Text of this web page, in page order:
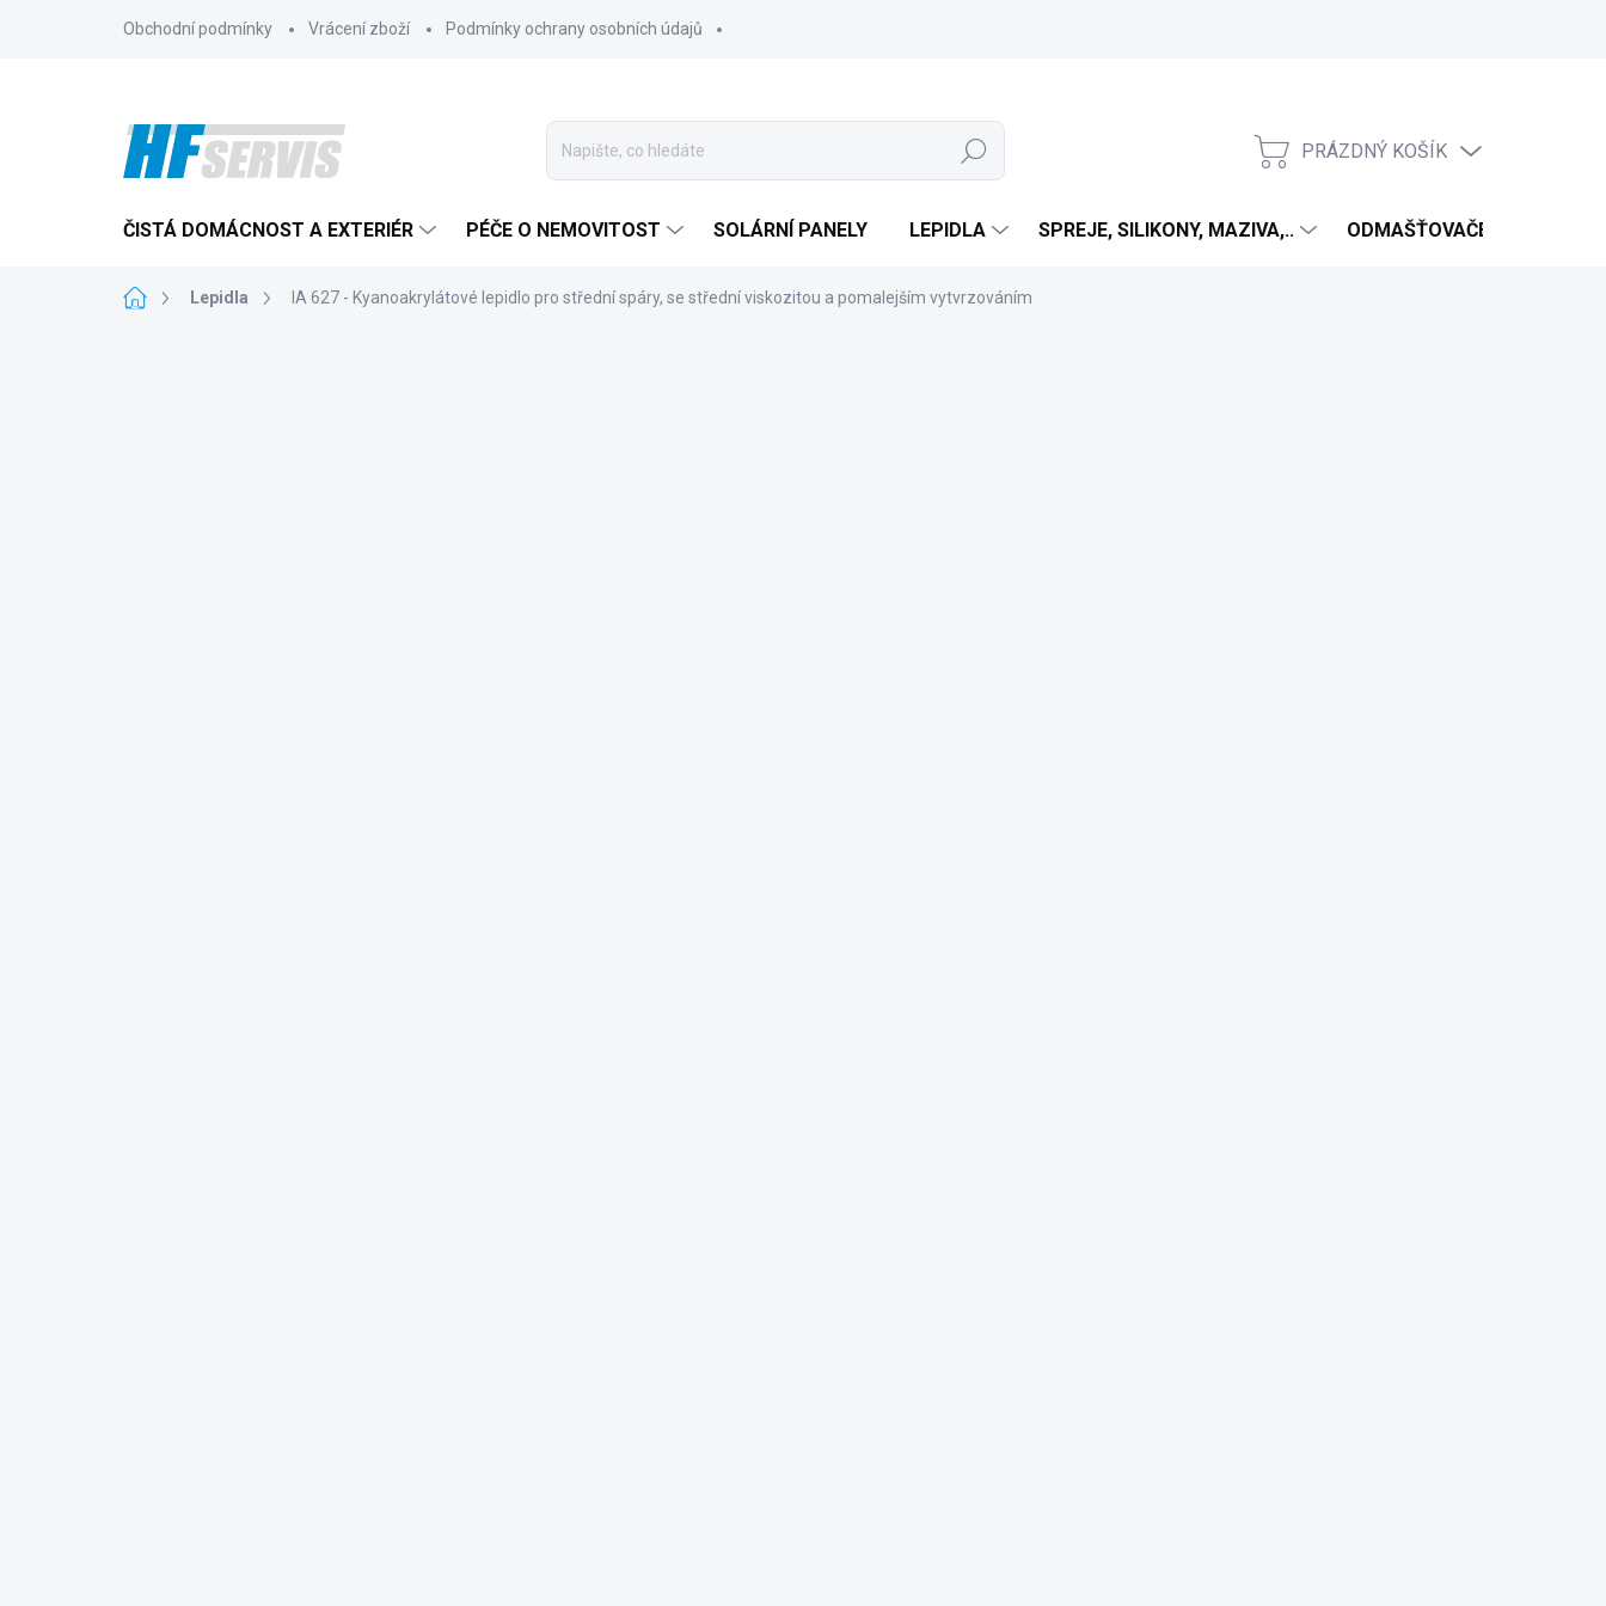
Obchodní podmínky Vrácení zboží Podmínky ochrany osobních údajů
Hledat
NÁKUPNÍ
PRÁZDNÝ KOŠÍK
ČISTÁ DOMÁCNOST A EXTERIÉR PÉČE O NEMOVITOST SOLÁRNÍ PANELY LEPIDLA SPREJE, SILIKONY, MAZIVA,.. ODMAŠŤOVAČE
DomůLepidla IA 627 - Kyanoakrylátové lepidlo pro střední spáry, se střední viskozitou a pomalejším vytvrzováním